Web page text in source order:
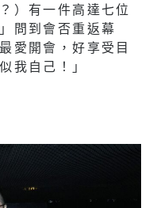
）有一件高達七位
問到會否重返幕
愛開會，好享受目
我自己！」